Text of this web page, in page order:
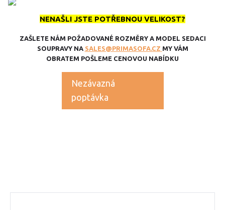
NENAŠLI JSTE POTŘEBNOU VELIKOST?
ZAŠLETE NÁM POŽADOVANÉ ROZMĚRY A MODEL SEDACI
SOUPRAVY NA SALES@PRIMASOFA.CZ MY VÁM
OBRATEM POŠLEME CENOVOU NABÍDKU
Nezávazná
poptávka